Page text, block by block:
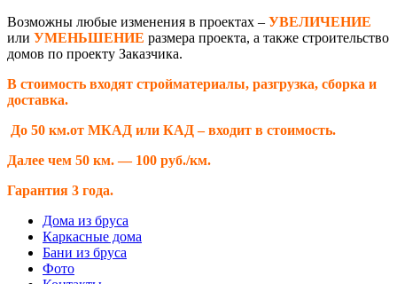
Возможны любые изменения в проектах – УВЕЛИЧЕНИЕ
или УМЕНЬШЕНИЕ размера проекта, а также строительство
домов по проекту Заказчика.
В стоимость входят стройматериалы, разгрузка, сборка и
доставка.
До 50 км.от МКАД или КАД – входит в стоимость.
Далее чем 50 км. — 100 руб./км.
Гарантия 3 года.
Дома из бруса
Каркасные дома
Бани из бруса
Фото